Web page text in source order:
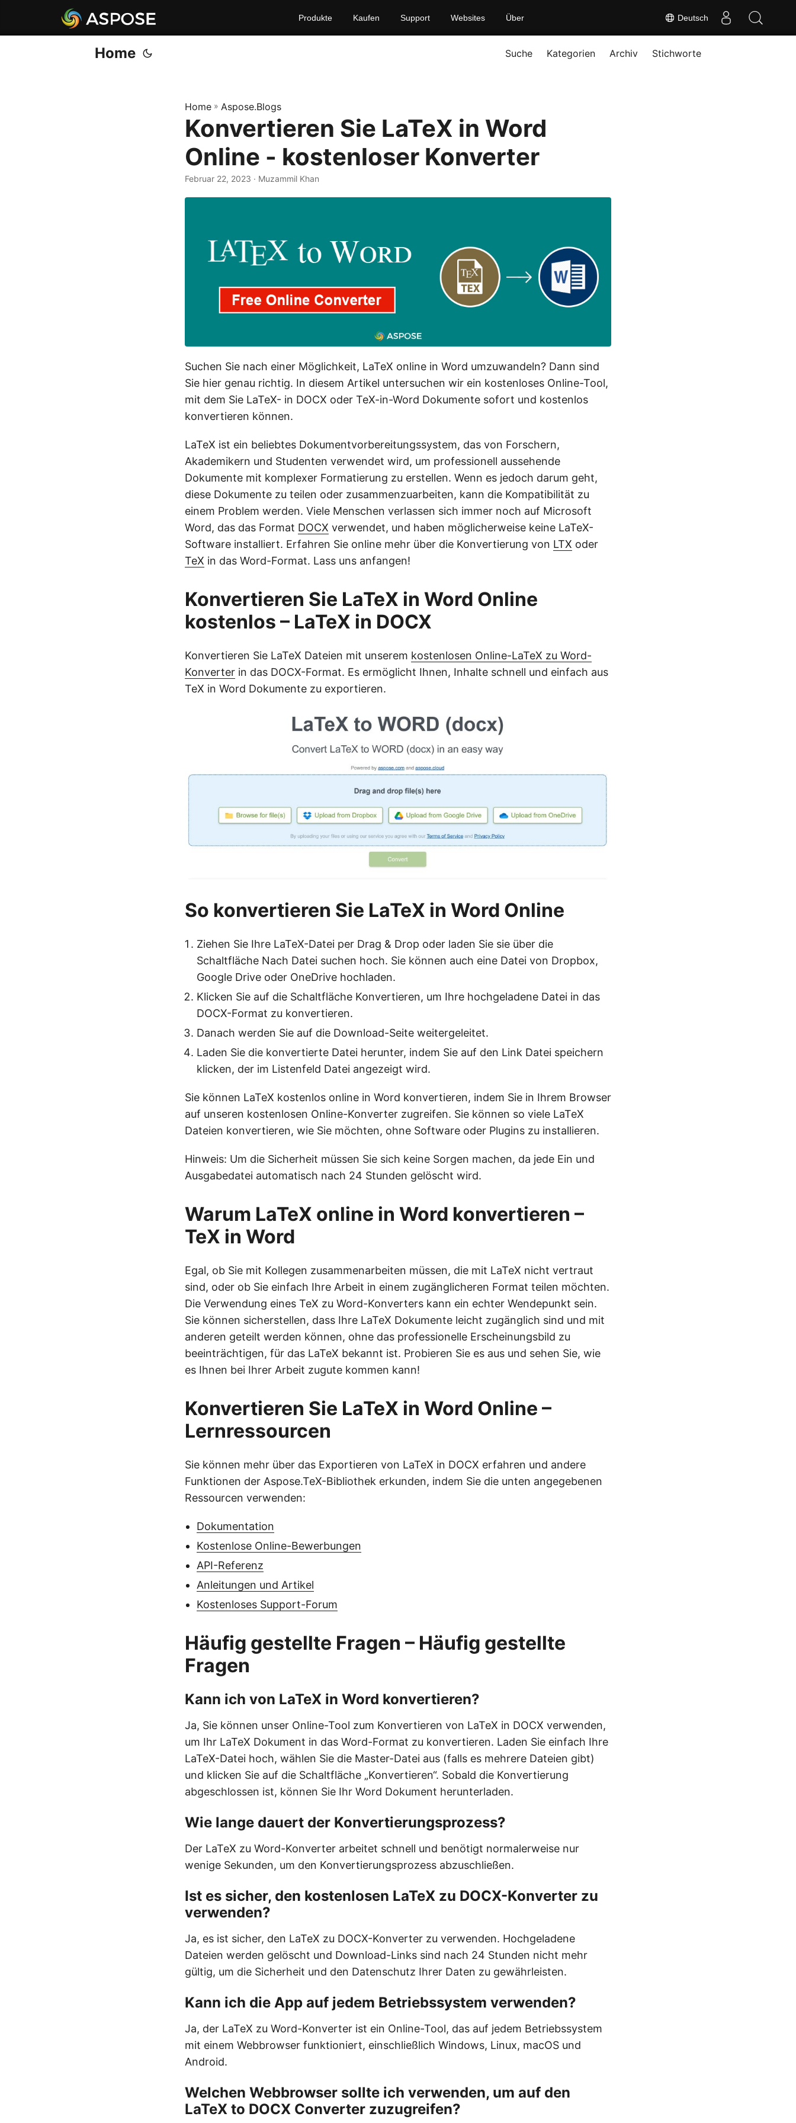
Deutsch
Produkte Kaufen Support Websites Über
Home Suche Kategorien Archiv Stichworte
Home » Aspose.Blogs
Konvertieren Sie LaTeX in Word
Online - kostenloser Konverter
Februar 22, 2023 · Muzammil Khan
Suchen Sie nach einer Möglichkeit, LaTeX online in Word umzuwandeln? Dann sind
Sie hier genau richtig. In diesem Artikel untersuchen wir ein kostenloses Online-Tool,
mit dem Sie LaTeX- in DOCX oder TeX-in-Word Dokumente sofort und kostenlos
konvertieren können.
LaTeX ist ein beliebtes Dokumentvorbereitungssystem, das von Forschern,
Akademikern und Studenten verwendet wird, um professionell aussehende
Dokumente mit komplexer Formatierung zu erstellen. Wenn es jedoch darum geht,
diese Dokumente zu teilen oder zusammenzuarbeiten, kann die Kompatibilität zu
einem Problem werden. Viele Menschen verlassen sich immer noch auf Microsoft
Word, das das Format DOCX verwendet, und haben möglicherweise keine LaTeX-
Software installiert. Erfahren Sie online mehr über die Konvertierung von LTX oder
TeX in das Word-Format. Lass uns anfangen!
Konvertieren Sie LaTeX in Word Online
kostenlos – LaTeX in DOCX
Konvertieren Sie LaTeX Dateien mit unserem kostenlosen Online-LaTeX zu Word-
Konverter in das DOCX-Format. Es ermöglicht Ihnen, Inhalte schnell und einfach aus
TeX in Word Dokumente zu exportieren.
So konvertieren Sie LaTeX in Word Online
Ziehen Sie Ihre LaTeX-Datei per Drag & Drop oder laden Sie sie über die
Schaltfläche Nach Datei suchen hoch. Sie können auch eine Datei von Dropbox,
Google Drive oder OneDrive hochladen.
Klicken Sie auf die Schaltfläche Konvertieren, um Ihre hochgeladene Datei in das
DOCX-Format zu konvertieren.
Danach werden Sie auf die Download-Seite weitergeleitet.
Laden Sie die konvertierte Datei herunter, indem Sie auf den Link Datei speichern
klicken, der im Listenfeld Datei angezeigt wird.
Sie können LaTeX kostenlos online in Word konvertieren, indem Sie in Ihrem Browser
auf unseren kostenlosen Online-Konverter zugreifen. Sie können so viele LaTeX
Dateien konvertieren, wie Sie möchten, ohne Software oder Plugins zu installieren.
Hinweis: Um die Sicherheit müssen Sie sich keine Sorgen machen, da jede Ein und
Ausgabedatei automatisch nach 24 Stunden gelöscht wird.
Warum LaTeX online in Word konvertieren –
TeX in Word
Egal, ob Sie mit Kollegen zusammenarbeiten müssen, die mit LaTeX nicht vertraut
sind, oder ob Sie einfach Ihre Arbeit in einem zugänglicheren Format teilen möchten.
Die Verwendung eines TeX zu Word-Konverters kann ein echter Wendepunkt sein.
Sie können sicherstellen, dass Ihre LaTeX Dokumente leicht zugänglich sind und mit
anderen geteilt werden können, ohne das professionelle Erscheinungsbild zu
beeinträchtigen, für das LaTeX bekannt ist. Probieren Sie es aus und sehen Sie, wie
es Ihnen bei Ihrer Arbeit zugute kommen kann!
Konvertieren Sie LaTeX in Word Online –
Lernressourcen
Sie können mehr über das Exportieren von LaTeX in DOCX erfahren und andere
Funktionen der Aspose.TeX-Bibliothek erkunden, indem Sie die unten angegebenen
Ressourcen verwenden:
Dokumentation
Kostenlose Online-Bewerbungen
API-Referenz
Anleitungen und Artikel
Kostenloses Support-Forum
Häufig gestellte Fragen – Häufig gestellte
Fragen
Kann ich von LaTeX in Word konvertieren?
Ja, Sie können unser Online-Tool zum Konvertieren von LaTeX in DOCX verwenden,
um Ihr LaTeX Dokument in das Word-Format zu konvertieren. Laden Sie einfach Ihre
LaTeX-Datei hoch, wählen Sie die Master-Datei aus (falls es mehrere Dateien gibt)
und klicken Sie auf die Schaltfläche „Konvertieren“. Sobald die Konvertierung
abgeschlossen ist, können Sie Ihr Word Dokument herunterladen.
Wie lange dauert der Konvertierungsprozess?
Der LaTeX zu Word-Konverter arbeitet schnell und benötigt normalerweise nur
wenige Sekunden, um den Konvertierungsprozess abzuschließen.
Ist es sicher, den kostenlosen LaTeX zu DOCX-Konverter zu
verwenden?
Ja, es ist sicher, den LaTeX zu DOCX-Konverter zu verwenden. Hochgeladene
Dateien werden gelöscht und Download-Links sind nach 24 Stunden nicht mehr
gültig, um die Sicherheit und den Datenschutz Ihrer Daten zu gewährleisten.
Kann ich die App auf jedem Betriebssystem verwenden?
Ja, der LaTeX zu Word-Konverter ist ein Online-Tool, das auf jedem Betriebssystem
mit einem Webbrowser funktioniert, einschließlich Windows, Linux, macOS und
Android.
Welchen Webbrowser sollte ich verwenden, um auf den
LaTeX to DOCX Converter zuzugreifen?